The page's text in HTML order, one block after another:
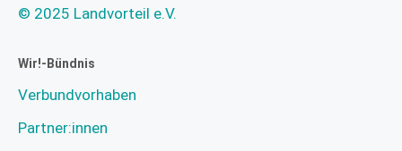
© 2025 Landvorteil e.V.
Wir!-Bündnis
Verbundvorhaben
Partner:innen